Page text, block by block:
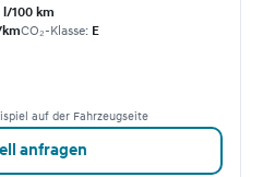
l/100 km
CO₂-Klasse: E
auf der Fahrzeugseite
anfragen